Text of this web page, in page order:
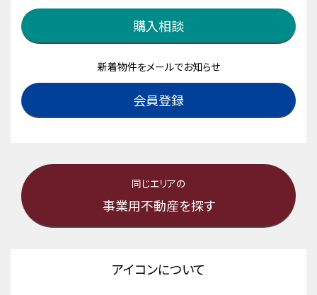
購入相談
新着物件をメールでお知らせ
会員登録
同じエリアの
事業用不動産を探す
アイコンについて